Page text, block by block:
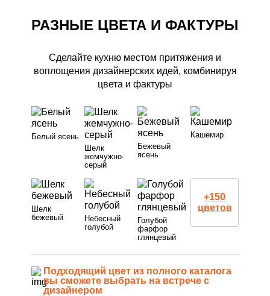
РАЗНЫЕ ЦВЕТА И ФАКТУРЫ
Сделайте кухню местом притяжения и
воплощения дизайнерских идей, комбинируя
цвета и фактуры
Белый ясень
Шелк
жемчужно-
серый
Бежевый
ясень
Кашемир
Шелк
бежевый
Небесный
голубой
Голубой
фарфор
глянцевый
+150
цветов
Подходящий цвет из полного каталога
вы сможете выбрать на встрече с
дизайнером